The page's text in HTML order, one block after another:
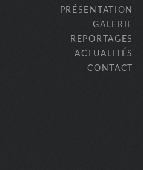
PRÉSENTATION
GALERIE
REPORTAGES
ACTUALITÉS
CONTACT